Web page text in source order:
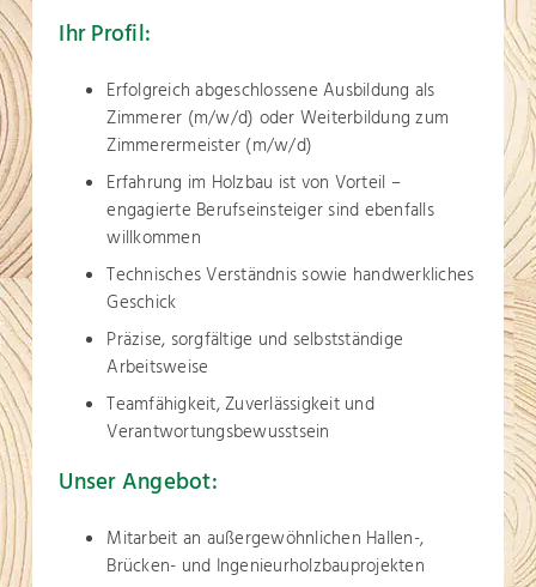
Ihr Profil:
Erfolgreich abgeschlossene Ausbildung als
Zimmerer (m/w/d) oder Weiterbildung zum
Zimmerermeister (m/w/d)
Erfahrung im Holzbau ist von Vorteil –
engagierte Berufseinsteiger sind ebenfalls
willkommen
Technisches Verständnis sowie handwerkliches
Geschick
Präzise, sorgfältige und selbstständige
Arbeitsweise
Teamfähigkeit, Zuverlässigkeit und
Verantwortungsbewusstsein
Unser Angebot:
Mitarbeit an außergewöhnlichen Hallen-,
Brücken- und Ingenieurholzbauprojekten